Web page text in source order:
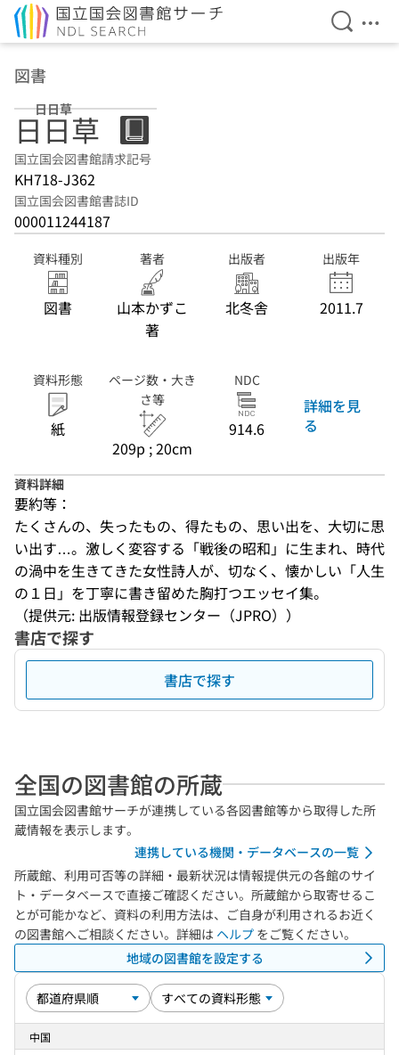
検索を
メ
図書
日日草
日日草
国立国会図書館請求記号
KH718-J362
国立国会図書館書誌ID
000011244187
資料種別
図書
著者
山本かずこ
著
出版者
北冬舎
出版年
2011.7
資料形態
紙
ページ数・大き
さ等
209p ; 20cm
NDC
914.6
詳細を見
る
資料詳細
要約等：
たくさんの、失ったもの、得たもの、思い出を、大切に思
い出す…。激しく変容する「戦後の昭和」に生まれ、時代
の渦中を生きてきた女性詩人が、切なく、懐かしい「人生
の１日」を丁寧に書き留めた胸打つエッセイ集。
（提供元: 出版情報登録センター（JPRO））
書店で探す
書店で探す
全国の図書館の所蔵
国立国会図書館サーチが連携している各図書館等から取得した所
蔵情報を表示します。
連携している機関・データベースの一覧
所蔵館、利用可否等の詳細・最新状況は情報提供元の各館のサイ
ト・データベースで直接ご確認ください。所蔵館から取寄せるこ
とが可能かなど、資料の利用方法は、ご自身が利用されるお近く
の図書館へご相談ください。詳細は ヘルプ をご覧ください。
地域の図書館を設定する
中国